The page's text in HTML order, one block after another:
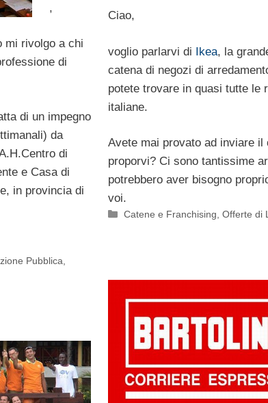
,
mi rivolgo a chi
di
di un impegno
da
di
e Casa di
in provincia di
Pubblica,
Ciao,
voglio parlarvi di Ikea, la
catena di negozi di
potete trovare in quasi tutte le
italiane.
Avete mai provato ad inviare il
proporvi? Ci sono tantissime
potrebbero aver bisogno
voi.
Categorie
Catene e Franchising ,Offerte di